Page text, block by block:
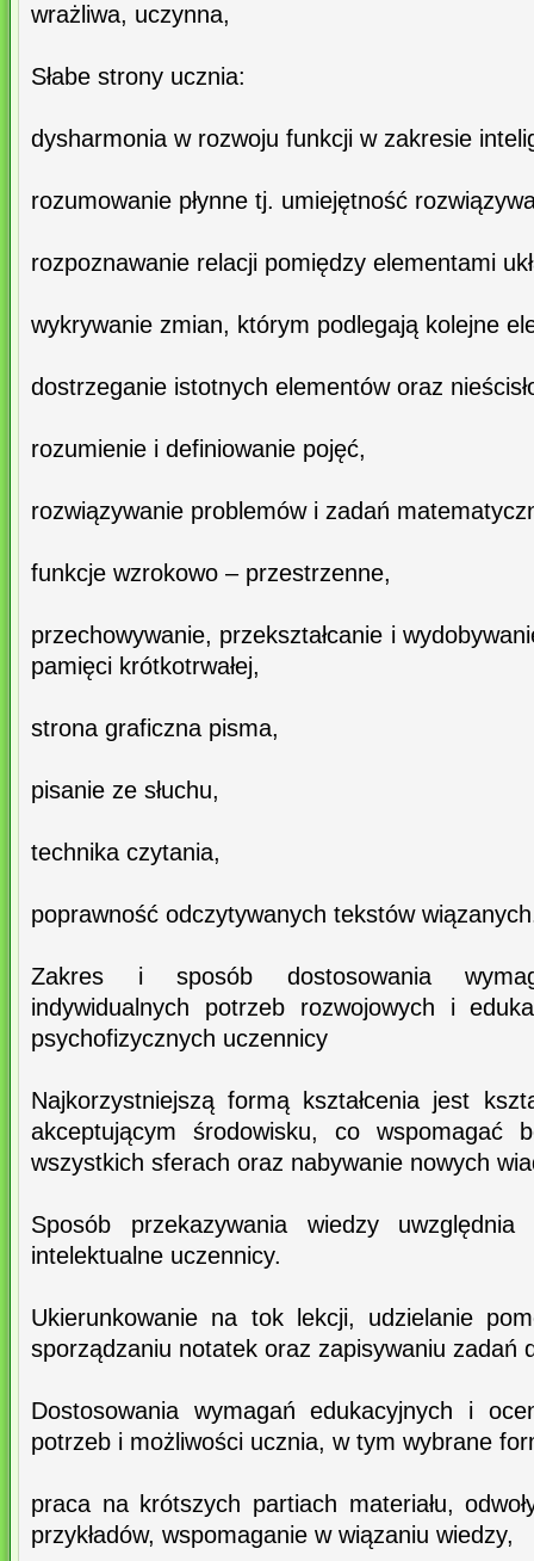
wrażliwa, uczynna,
Słabe strony ucznia:
dysharmonia w rozwoju funkcji w zakresie
rozumowanie płynne tj. umiejętność
rozpoznawanie relacji pomiędzy elementami
wykrywanie zmian, którym podlegają kolejne
dostrzeganie istotnych elementów oraz
rozumienie i definiowanie pojęć,
rozwiązywanie problemów i zadań
funkcje wzrokowo – przestrzenne,
przechowywanie, przekształcanie i
pamięci krótkotrwałej,
strona graficzna pisma,
pisanie ze słuchu,
technika czytania,
poprawność odczytywanych tekstów
Zakres i sposób dostosowania
indywidualnych potrzeb rozwojowych i
psychofizycznych uczennicy
Najkorzystniejszą formą kształcenia jest
akceptującym środowisku, co wspomagać
wszystkich sferach oraz nabywanie nowych
Sposób przekazywania wiedzy uwzględnia
intelektualne uczennicy.
Ukierunkowanie na tok lekcji, udzielanie
sporządzaniu notatek oraz zapisywaniu zadań
Dostosowania wymagań edukacyjnych i
potrzeb i możliwości ucznia, w tym wybrane
praca na krótszych partiach materiału,
przykładów, wspomaganie w wiązaniu wiedzy,